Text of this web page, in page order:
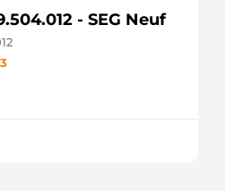
- SEG Neuf